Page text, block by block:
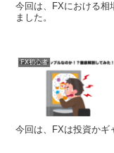
今回は、FXにおける相
ました。
FX初心者
今回は、FXは投資かギ